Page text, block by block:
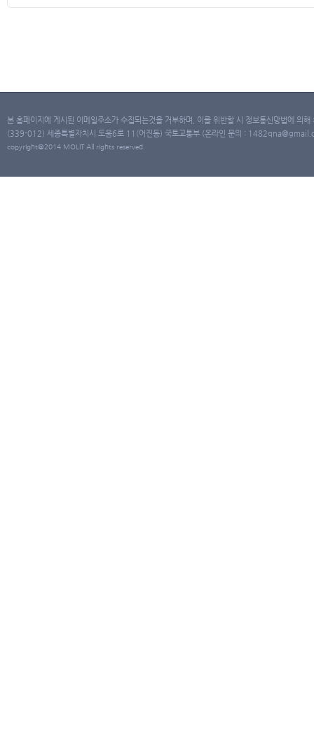
본 홈페이지에 게시된 이메일주소가 수집되는것을 거부하며, 이를 위반할 시 정보통신망법에 의
(339-012) 세종특별자치시 도움6로 11(어진동) 국토교통부 (온라인 문의 :
copyright@2014 MOLIT All rights reserved.